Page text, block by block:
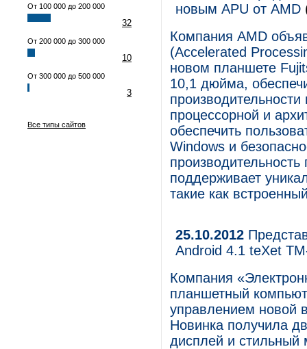
От 100 000 до 200 000
32
От 200 000 до 300 000
10
От 300 000 до 500 000
3
Все типы сайтов
новым APU от AMD
Компания AMD
(Accelerated
новом планшете
10,1 дюйма,
процессорной и
обеспечить
Windows и
производительность
поддерживает
такие как
25.10.2012
Android 4.1 teXet
Компания
планшетный
управлением новой
Новинка получила
дисплей и стильный